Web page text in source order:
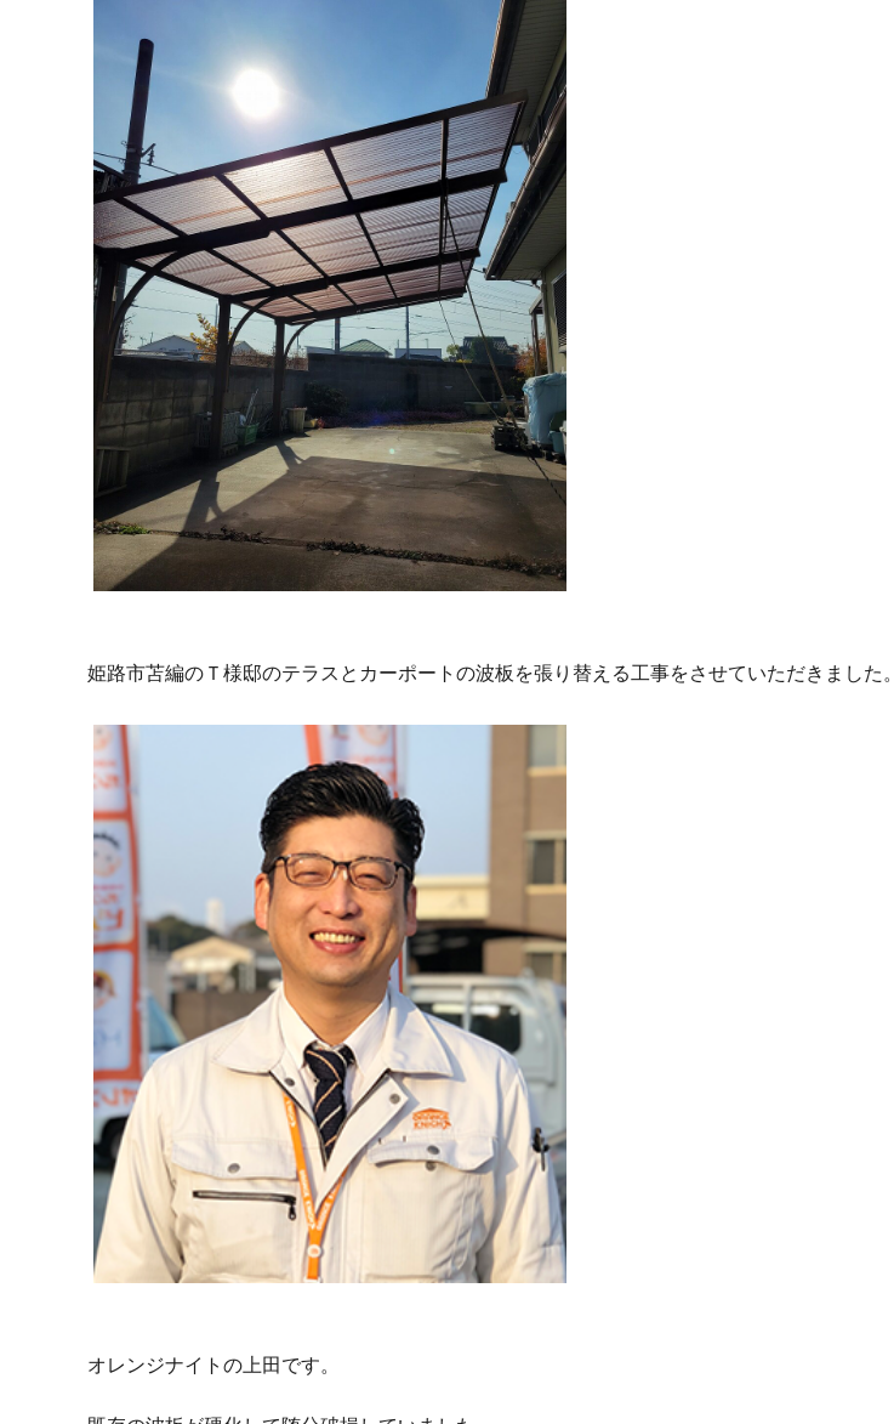
姫路市苫編のＴ様邸のテラスとカーポートの波板を張り替える工事をさせていただきました。
オレンジナイトの上田です。